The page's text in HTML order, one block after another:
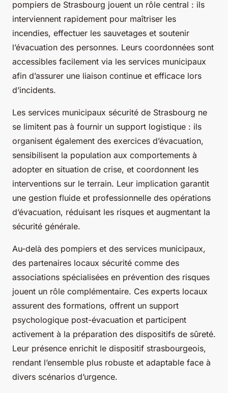
pompiers de Strasbourg jouent un rôle central : ils
interviennent rapidement pour maîtriser les
incendies, effectuer les sauvetages et soutenir
l’évacuation des personnes. Leurs coordonnées sont
accessibles facilement via les services municipaux
afin d’assurer une liaison continue et efficace lors
d’incidents.
Les services municipaux sécurité de Strasbourg ne
se limitent pas à fournir un support logistique : ils
organisent également des exercices d’évacuation,
sensibilisent la population aux comportements à
adopter en situation de crise, et coordonnent les
interventions sur le terrain. Leur implication garantit
une gestion fluide et professionnelle des opérations
d’évacuation, réduisant les risques et augmentant la
sécurité générale.
Au-delà des pompiers et des services municipaux,
des partenaires locaux sécurité comme des
associations spécialisées en prévention des risques
jouent un rôle complémentaire. Ces experts locaux
assurent des formations, offrent un support
psychologique post-évacuation et participent
activement à la préparation des dispositifs de sûreté.
Leur présence enrichit le dispositif strasbourgeois,
rendant l’ensemble plus robuste et adaptable face à
divers scénarios d’urgence.